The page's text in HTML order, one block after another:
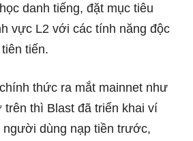
danh tiếng, đặt mục tiêu
vực L2 với các tính năng độc
tiến.
thức ra mắt mainnet như
thì Blast đã triển khai ví
người dùng nạp tiền trước,